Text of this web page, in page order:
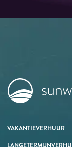
VAKANTIEVERHUUR